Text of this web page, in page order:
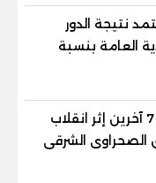
نتيجة الدور
العامة بنسبة
مصرع 5 عمال وإصابة 7 آخرين إثر انقلاب
الصحراوى الشرقى